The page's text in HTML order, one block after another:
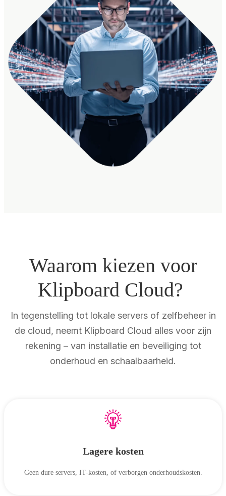
Waarom kiezen voor
Klipboard Cloud?
In tegenstelling tot lokale servers of zelfbeheer in
de cloud, neemt Klipboard Cloud alles voor zijn
rekening – van installatie en beveiliging tot
onderhoud en schaalbaarheid.
Lagere kosten
Geen dure servers, IT-kosten, of verborgen onderhoudskosten.